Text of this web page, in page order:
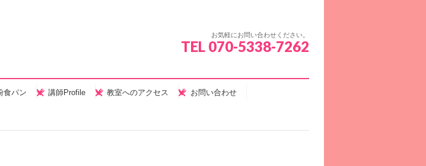
お気軽にお問い合わせください。
TEL 070-5338-7262
食パン 講師Profile 教室へのアクセス お問い合わせ